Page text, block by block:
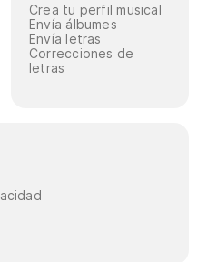
Crea tu perfil musical
Envía álbumes
Envía letras
Correcciones de
letras